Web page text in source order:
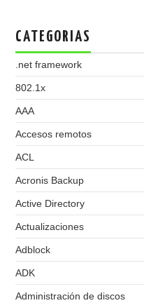
CATEGORIAS
.net framework
802.1x
AAA
Accesos remotos
ACL
Acronis Backup
Active Directory
Actualizaciones
Adblock
ADK
Administración de discos